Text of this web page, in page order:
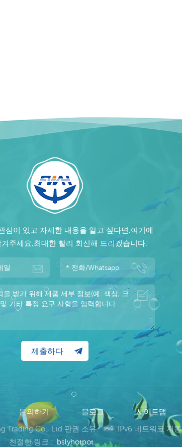
심이 있고 자세한 내용을 알고 싶다면,여기에
주세요,최대한 빨리 회신해 드리겠습니다.
문의하기 블로그 사이트맵
Trading Co., Ltd 판권 소유.
IPv6 네트워크 지원
친절한 링크 : bslyhotpot